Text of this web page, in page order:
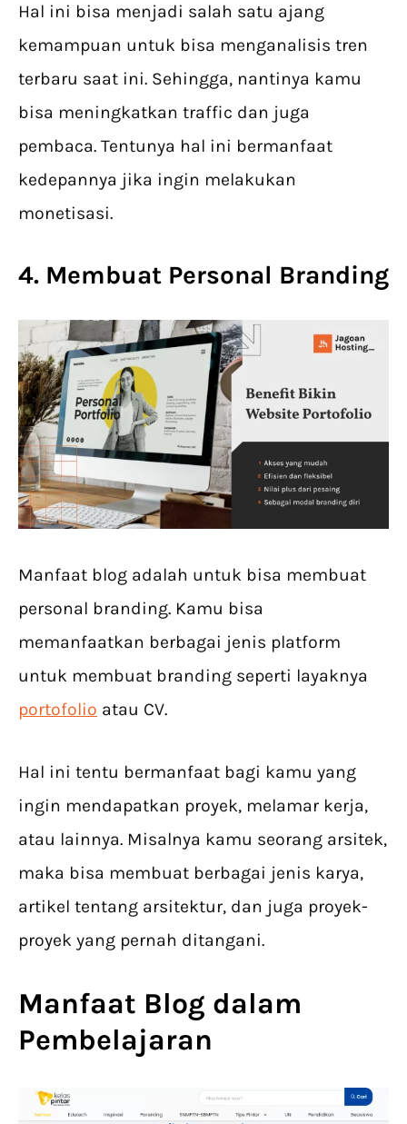
Hal ini bisa menjadi salah satu ajang
kemampuan untuk bisa menganalisis tren
terbaru saat ini. Sehingga, nantinya kamu
bisa meningkatkan traffic dan juga
pembaca. Tentunya hal ini bermanfaat
kedepannya jika ingin melakukan
monetisasi.
4. Membuat Personal Branding
Manfaat blog adalah untuk bisa membuat
personal branding. Kamu bisa
memanfaatkan berbagai jenis platform
untuk membuat branding seperti layaknya
portofolio atau CV.
Hal ini tentu bermanfaat bagi kamu yang
ingin mendapatkan proyek, melamar kerja,
atau lainnya. Misalnya kamu seorang arsitek,
maka bisa membuat berbagai jenis karya,
artikel tentang arsitektur, dan juga proyek-
proyek yang pernah ditangani.
Manfaat Blog dalam
Pembelajaran